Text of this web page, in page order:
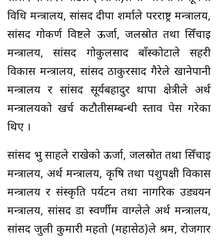
प्रविधि मन्त्रालय, सांसद दीपा शर्माले परराष्ट्र मन्त्रालय,
सांसद गोकर्ण विष्टले ऊर्जा, जलस्रोत तथा सिँचाइ
मन्त्रालय, सांसद गोकुलप्रसाद बाँस्कोटाले सहरी
विकास मन्त्रालय, सांसद ठाकुरप्रसाद गैरेले खानेपानी
मन्त्रालय र सांसद सूर्यबहादुर थापा क्षेत्रीले अर्थ
मन्त्रालयको खर्च कटौतीसम्बन्धी प्रस्ताव पेस गरेका
थिए ।
सांसद प्रभु साहले राखेकाे ऊर्जा, जलस्रोत तथा सिँचाइ
मन्त्रालय, अर्थ मन्त्रालय, कृषि तथा पशुपक्षी विकास
मन्त्रालय र संस्कृति पर्यटन तथा नागरिक उड्ययन
मन्त्रालय, सांसद डा स्वर्णीम वाग्लेले अर्थ मन्त्रालय,
सांसद जुली कुमारी महतो (महासेठ)ले श्रम, रोजगार